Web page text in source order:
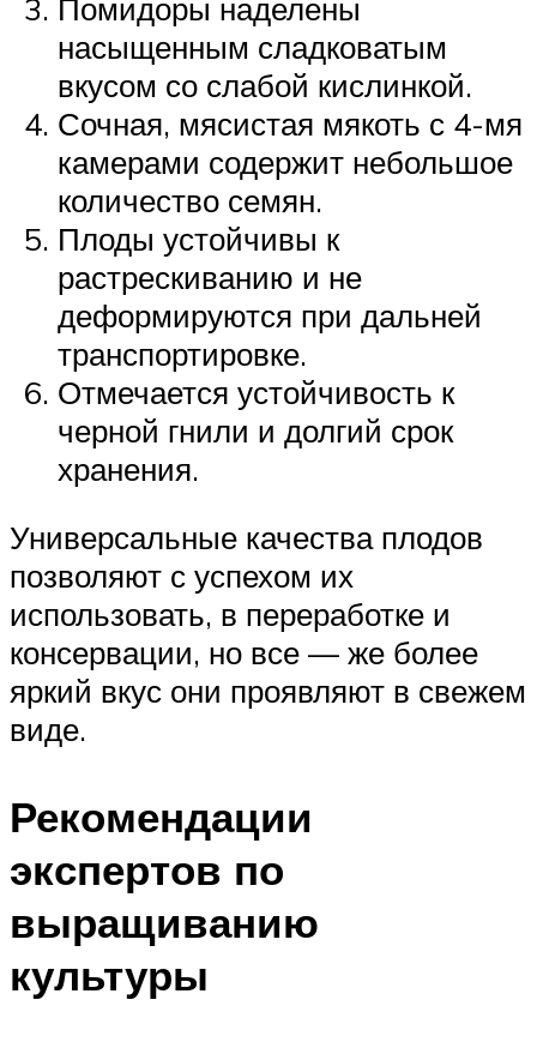
Помидоры наделены
насыщенным сладковатым
вкусом со слабой кислинкой.
Сочная, мясистая мякоть с 4-мя
камерами содержит небольшое
количество семян.
Плоды устойчивы к
растрескиванию и не
деформируются при дальней
транспортировке.
Отмечается устойчивость к
черной гнили и долгий срок
хранения.
Универсальные качества плодов
позволяют с успехом их
использовать, в переработке и
консервации, но все — же более
яркий вкус они проявляют в свежем
виде.
Рекомендации
экспертов по
выращиванию
культуры